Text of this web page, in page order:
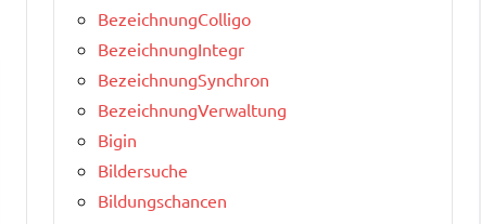
BezeichnungColligo
BezeichnungIntegr
BezeichnungSynchron
BezeichnungVerwaltung
Bigin
Bildersuche
Bildungschancen